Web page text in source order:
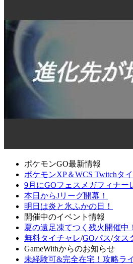
ポケモンGO最新情報
ポケモンXP＆WCS Twitchタ
9月にGOフェスメガフィナー
本日からJリーグ開幕！
明日は炎と氷ふかの日！
開催中のイベント情報
夏の遠足凍てつく残火開催中！
無料タイチャレ/GOパス/タス
GameWithからのお知らせ
未経験可&完全在宅！攻略ラ